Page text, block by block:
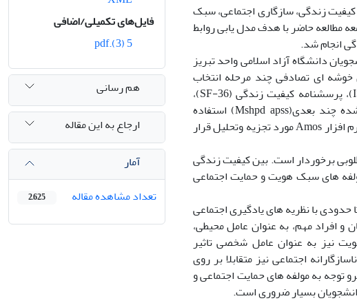
زندگی، سازگاری اجتماعی، سبک
مطالعه حاضر با هدف مدل یابی روابط
انجام شد.
بنیادی نتیجه گرا بر روی350 نفر از دانشجویان دانشگاه آزاد اسلامی واحد تبریز
گیری خوشه ای تصادفی چند مرحله انتخاب
گردیده است. جهت جمع آوری داده ها از پرسشنامه های سبک هویت (ISI)، پرسشنامه کیفیت زندگی (SF-36)،
پرسشنامه سازگاری رینالدز(RAAI)، پرسشنامه حمایت اجتماعی اداراک شده چند بعدی(Mshpd apss) استفاده
گردید. . داده ها با استفاده از روش آماری مدل معادلات ساختاری (SEM) و نرم افزار Amos مورد تجزیه وتحلیل قرار
برخوردار است. بین کیفیت زندگی
های سبک هویت و حمایت اجتماعی
با نظریه های یادگیری اجتماعی
افراد مهم، به عنوان عامل محیطی،
نیز به عنوان عامل شخصی تاثیر
اجتماعی نیز متقابلا بر روی
توجه به مولفه های حمایت اجتماعی و
بسیار ضروری است.
فایل‌های تکمیلی/اضافی
هم رسانی
ارجاع به این مقاله
آمار
تعداد مشاهده مقاله
2,625